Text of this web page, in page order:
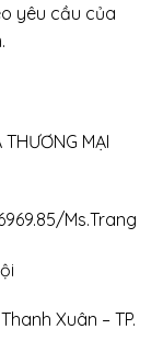
yêu cầu của
MẠI
Ms.Trang
Xuân – TP.